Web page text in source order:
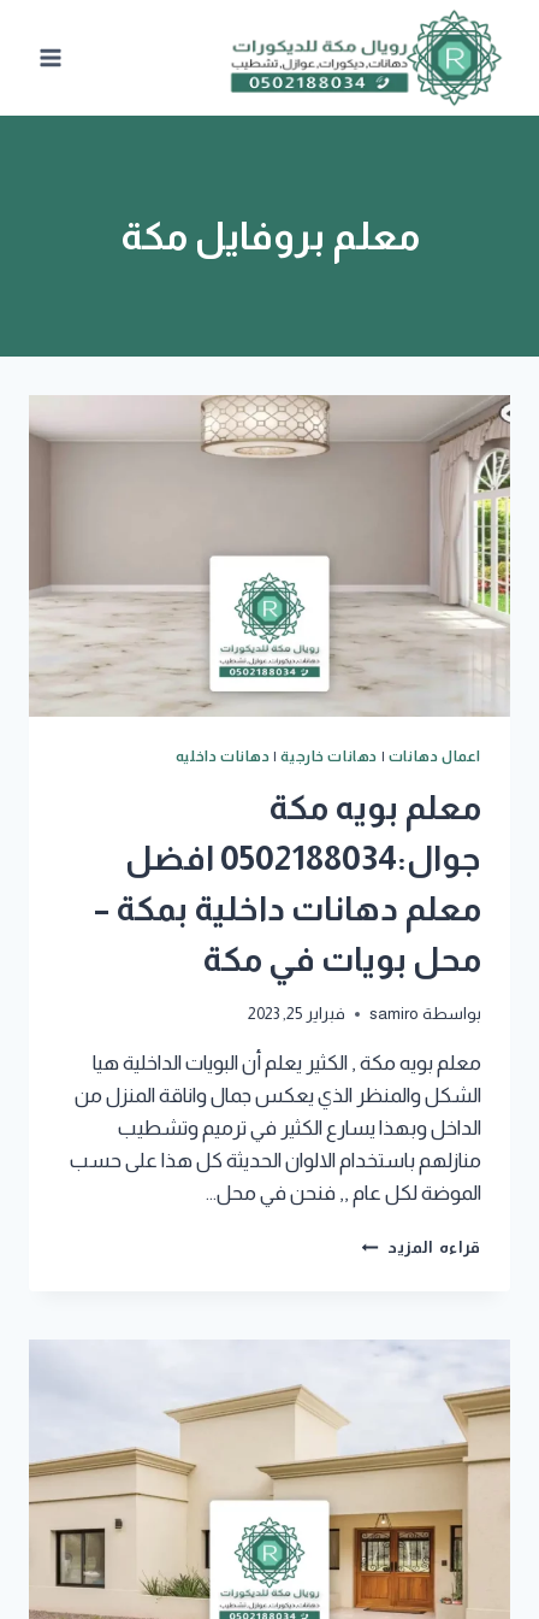
المحتوى
معلم بروفايل مكة
اعمال دهانات | دهانات خارجية| دهانات داخليه
معلم بويه مكة
جوال:0502188034 افضل
معلم دهانات داخلية بمكة –
محل بويات في مكة
بواسطة samiro فبراير 25, 2023
معلم بويه مكة , الكثير يعلم أن البويات الداخلية هيا
الشكل والمنظر الذي يعكس جمال واناقة المنزل من
الداخل وبهذا يسارع الكثير في ترميم وتشطيب
منازلهم باستخدام الالوان الحديثة كل هذا على حسب
الموضة لكل عام ,, فنحن في محل…
قراءه المزيد معلم
افضل
داخلية
–
بويات
في
مكة